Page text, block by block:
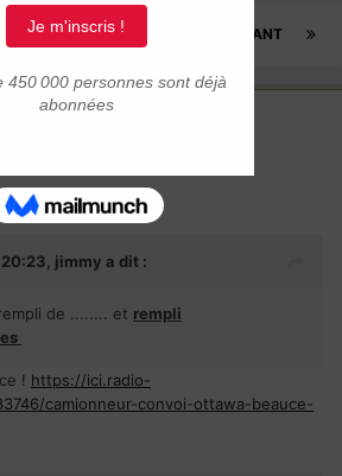
SUIVANT
Page 2 sur 3
2022
jimmy a dit :
de ........ et rempli
! https://ici.radio-
camionneur-convoi-ottawa-beauce-